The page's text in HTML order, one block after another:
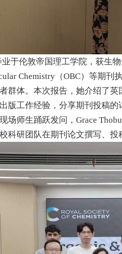
于伦敦帝国理工学院，获生物
Chemistry（OBC）等期
群体。本次报告，她介绍了
版工作经验，分享期刊投稿
师生踊跃发问，Grace
科研团队在期刊论文撰写、